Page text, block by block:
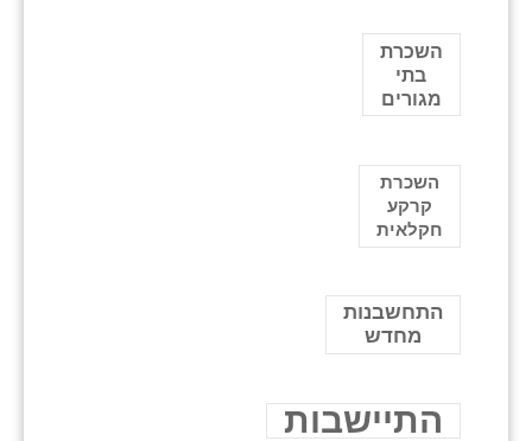
השכרת
בתי
מגורים
השכרת
קרקע
חקלאית
התחשבנות
מחדש
התיישבות